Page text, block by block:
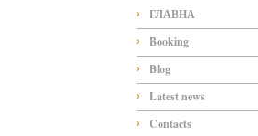
ГЛАВНА
Booking
Blog
Latest news
Contacts